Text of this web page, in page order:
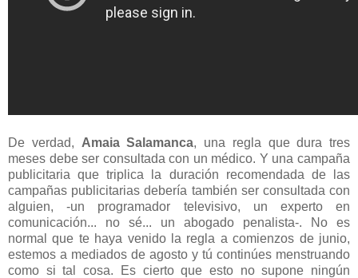
De verdad, Amaia Salamanca, una regla que dura tres
meses debe ser consultada con un médico. Y una campaña
publicitaria que triplica la duración recomendada de las
campañas publicitarias debería también ser consultada con
alguien, -un programador televisivo, un experto en
comunicación... no sé... un abogado penalista-. No es
normal que te haya venido la regla a comienzos de junio,
estemos a mediados de agosto y tú continúes menstruando
como si tal cosa. Es cierto que esto no supone ningún